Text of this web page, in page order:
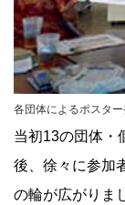
各団体によるポスタ
当初13の団体・
後、徐々に参加
の輪が広がりま